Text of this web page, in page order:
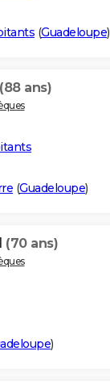
(Guadeloupe)
(88 ans)
(Guadeloupe)
(70 ans)
)